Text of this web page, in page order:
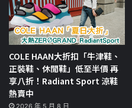
COLE HAAN大折扣「牛津鞋、
正裝鞋、休閒鞋」低至半價 再
享八折！Radiant Sport 涼鞋
熱賣中